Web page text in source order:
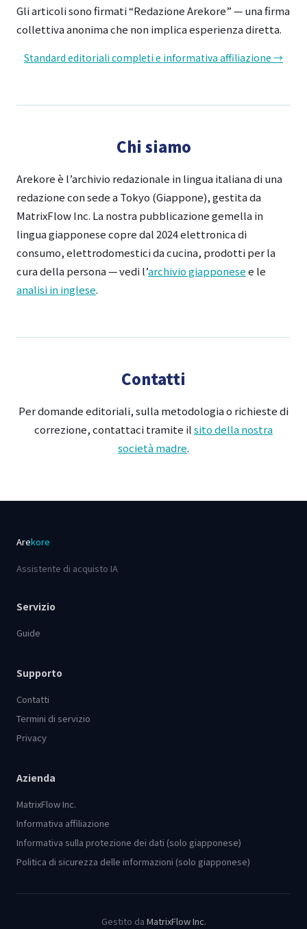
Gli articoli sono firmati “Redazione Arekore” — una firma
collettiva anonima che non implica esperienza diretta.
Standard editoriali completi e informativa affiliazione →
Chi siamo
Arekore è l’archivio redazionale in lingua italiana di una
redazione con sede a Tokyo (Giappone), gestita da
MatrixFlow Inc. La nostra pubblicazione gemella in
lingua giapponese copre dal 2024 elettronica di
consumo, elettrodomestici da cucina, prodotti per la
cura della persona — vedi l’archivio giapponesee le
analisi in inglese.
Contatti
Per domande editoriali, sulla metodologia o richieste di
correzione, contattaci tramite ilsito della nostra
società madre.
Arekore
Assistente di acquisto IA
Servizio
Guide
Supporto
Contatti
Termini di servizio
Privacy
Azienda
MatrixFlow Inc.
Informativa affiliazione
Informativa sulla protezione dei dati (solo giapponese)
Politica di sicurezza delle informazioni (solo giapponese)
Gestito da MatrixFlow Inc.